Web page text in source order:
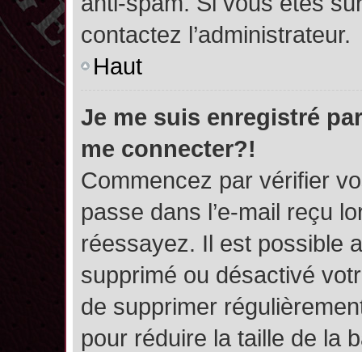
contactez l’administrateur.
Haut
Je me suis enregistré
me connecter?!
Commencez par vérifier
passe dans l’e-mail reçu
réessayez. Il est possible
supprimé ou désactivé
de supprimer
pour réduire la taille de la